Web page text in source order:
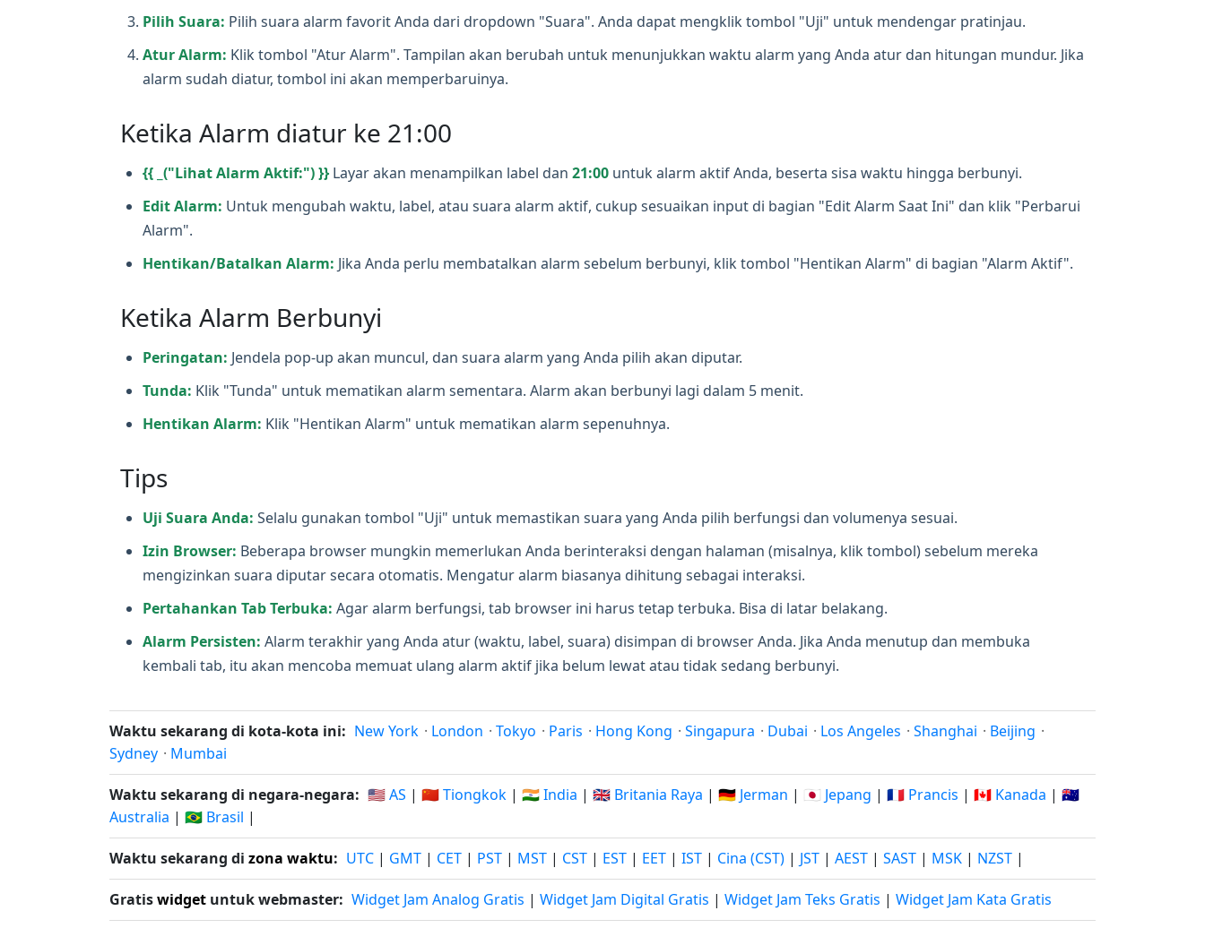
Pilih Suara: Pilih suara alarm favorit Anda dari dropdown "Suara". Anda dapat mengklik tombol "Uji" untuk mendengar pratinjau.
Atur Alarm: Klik tombol "Atur Alarm". Tampilan akan berubah untuk menunjukkan waktu alarm yang Anda atur dan hitungan mundur. Jika
alarm sudah diatur, tombol ini akan memperbaruinya.
Ketika Alarm diatur ke 21:00
{{ _("Lihat Alarm Aktif:") }} Layar akan menampilkan label dan 21:00 untuk alarm aktif Anda, beserta sisa waktu hingga berbunyi.
Edit Alarm: Untuk mengubah waktu, label, atau suara alarm aktif, cukup sesuaikan input di bagian "Edit Alarm Saat Ini" dan klik "Perbarui
Alarm".
Hentikan/Batalkan Alarm: Jika Anda perlu membatalkan alarm sebelum berbunyi, klik tombol "Hentikan Alarm" di bagian "Alarm Aktif".
Ketika Alarm Berbunyi
Peringatan: Jendela pop‑up akan muncul, dan suara alarm yang Anda pilih akan diputar.
Tunda: Klik "Tunda" untuk mematikan alarm sementara. Alarm akan berbunyi lagi dalam 5 menit.
Hentikan Alarm: Klik "Hentikan Alarm" untuk mematikan alarm sepenuhnya.
Tips
Uji Suara Anda: Selalu gunakan tombol "Uji" untuk memastikan suara yang Anda pilih berfungsi dan volumenya sesuai.
Izin Browser: Beberapa browser mungkin memerlukan Anda berinteraksi dengan halaman (misalnya, klik tombol) sebelum mereka
mengizinkan suara diputar secara otomatis. Mengatur alarm biasanya dihitung sebagai interaksi.
Pertahankan Tab Terbuka: Agar alarm berfungsi, tab browser ini harus tetap terbuka. Bisa di latar belakang.
Alarm Persisten: Alarm terakhir yang Anda atur (waktu, label, suara) disimpan di browser Anda. Jika Anda menutup dan membuka
kembali tab, itu akan mencoba memuat ulang alarm aktif jika belum lewat atau tidak sedang berbunyi.
Waktu sekarang di kota-kota ini: New York · London · Tokyo · Paris · Hong Kong · Singapura · Dubai · Los Angeles · Shanghai · Beijing ·
Sydney · Mumbai
Waktu sekarang di negara-negara: 🇺🇸 AS | 🇨🇳 Tiongkok | 🇮🇳 India | 🇬🇧 Britania Raya | 🇩🇪 Jerman | 🇯🇵 Jepang | 🇫🇷 Prancis | 🇨🇦 Kanada | 🇦🇺
Australia | 🇧🇷 Brasil |
Waktu sekarang di zona waktu: UTC | GMT | CET | PST | MST | CST | EST | EET | IST | Cina (CST) | JST | AEST | SAST | MSK | NZST |
Gratiswidget untuk webmaster: Widget Jam Analog Gratis | Widget Jam Digital Gratis | Widget Jam Teks Gratis | Widget Jam Kata Gratis